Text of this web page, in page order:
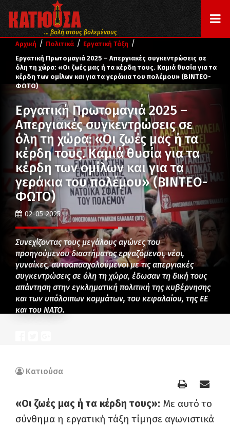
... βολή στους βολεμένους
Αρχική / Πολιτικά / Εργατική Τάξη /
Εργατική Πρωτομαγιά 2025 – Απεργιακές συγκεντρώσεις σε
όλη τη χώρα: «Οι ζωές μας ή τα κέρδη τους. Καμιά θυσία για τα
κέρδη των ομίλων και για τα γεράκια του πολέμου» (ΒΙΝΤΕΟ-
ΦΩΤΟ)
Εργατική Πρωτομαγιά 2025 –
Απεργιακές συγκεντρώσεις σε
όλη τη χώρα: «Οι ζωές μας ή τα
κέρδη τους. Καμιά θυσία για τα
κέρδη των ομίλων και για τα
γεράκια του πολέμου» (ΒΙΝΤΕΟ-
ΦΩΤΟ)
02-05-2025
Συνεχίζοντας τους μεγάλους αγώνες του
προηγούμενου διαστήματος εργαζόμενοι, νέοι,
γυναίκες, αυτοαπασχολούμενοι με τις απεργιακές
συγκεντρώσεις σε όλη τη χώρα, έδωσαν τη δική τους
απάντηση στην εγκληματική πολιτική της κυβέρνησης
και των υπόλοιπων κομμάτων, του κεφαλαίου, της ΕΕ
και του ΝΑΤΟ.
Κατιούσα
«Οι ζωές μας ή τα κέρδη τους»: Με αυτό το
σύνθημα η εργατική τάξη τίμησε αγωνιστικά